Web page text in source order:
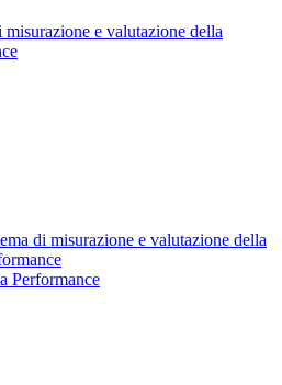
misurazione e valutazione della
di misurazione e valutazione della
Performance